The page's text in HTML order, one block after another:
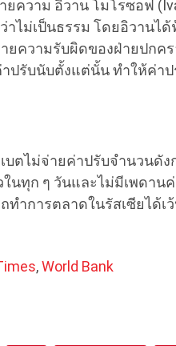
ความ อิวาน โมโรซอฟ
ไม่เป็นธรรม โดยอิวานได้
ยความรับผิดของฝ่ายปกค
ปรับนับตั้งแต่นั้น ทำให้ค่า
บตไม่จ่ายค่าปรับจำนวนดัง
นทุก ๆ วันและไม่มีเพดาน
ทำการตลาดในรัสเซียได้เ
,World Bank